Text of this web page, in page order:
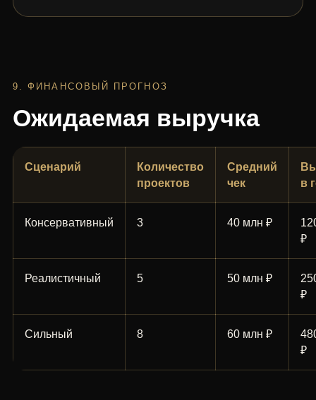
9. ФИНАНСОВЫЙ ПРОГНОЗ
Ожидаемая выручка
Сценарий
Количество
проектов
Средний
чек
в
Консервативный 3 40 млн ₽
₽
Реалистичный 5 50 млн ₽
₽
Сильный 8 60 млн ₽
₽